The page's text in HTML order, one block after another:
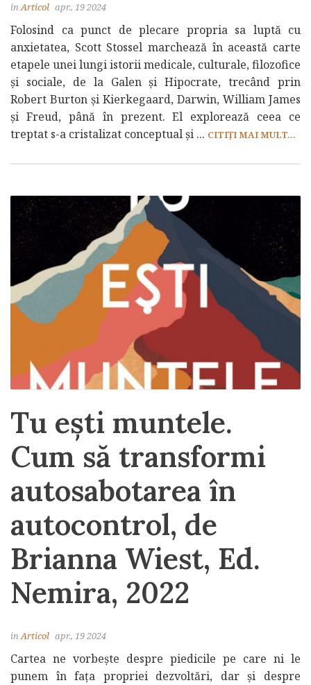
inArticol apr., 19 2024
Folosind ca punct de plecare propria sa luptă cu
anxietatea, Scott Stossel marchează în această carte
etapele unei lungi istorii medicale, culturale, filozofice
și sociale, de la Galen și Hipocrate, trecând prin
Robert Burton și Kierkegaard, Darwin, William James
și Freud, până în prezent. El explorează ceea ce
treptat s-a cristalizat conceptual și ... CITIȚI MAI MULT...
Tu ești muntele.
Cum să transformi
autosabotarea în
autocontrol, de
Brianna Wiest, Ed.
Nemira, 2022
inArticol apr., 19 2024
Cartea ne vorbește despre piedicile pe care ni le
punem în fața propriei dezvoltări, dar și despre